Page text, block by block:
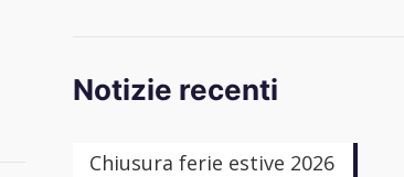
Notizie recenti
Chiusura ferie estive 2026